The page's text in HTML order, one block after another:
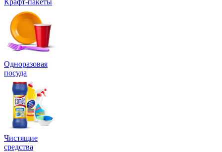
Крафт-пакеты
Одноразовая
посуда
Чистящие
средства